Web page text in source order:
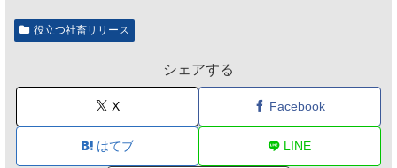
役立つ社畜リリース
シェアする
X Facebook
はてブ LINE